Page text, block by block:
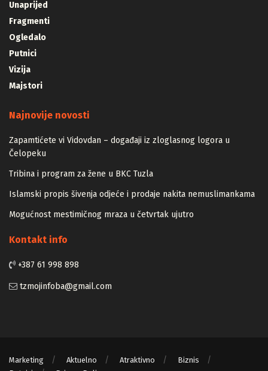
Unaprijed
Fragmenti
Ogledalo
Putnici
Vizija
Majstori
Najnovije novosti
Zapamtićete vi Vidovdan – događaji iz zloglasnog logora u
Čelopeku
Tribina i program za žene u BKC Tuzla
Islamski propis šivenja odjeće i prodaje nakita nemuslimankama
Mogućnost mestimičnog mraza u četvrtak ujutro
Kontakt info
+387 61 998 898
tzmojinfoba@gmail.com
Marketing Aktuelno Atraktivno
Biznis